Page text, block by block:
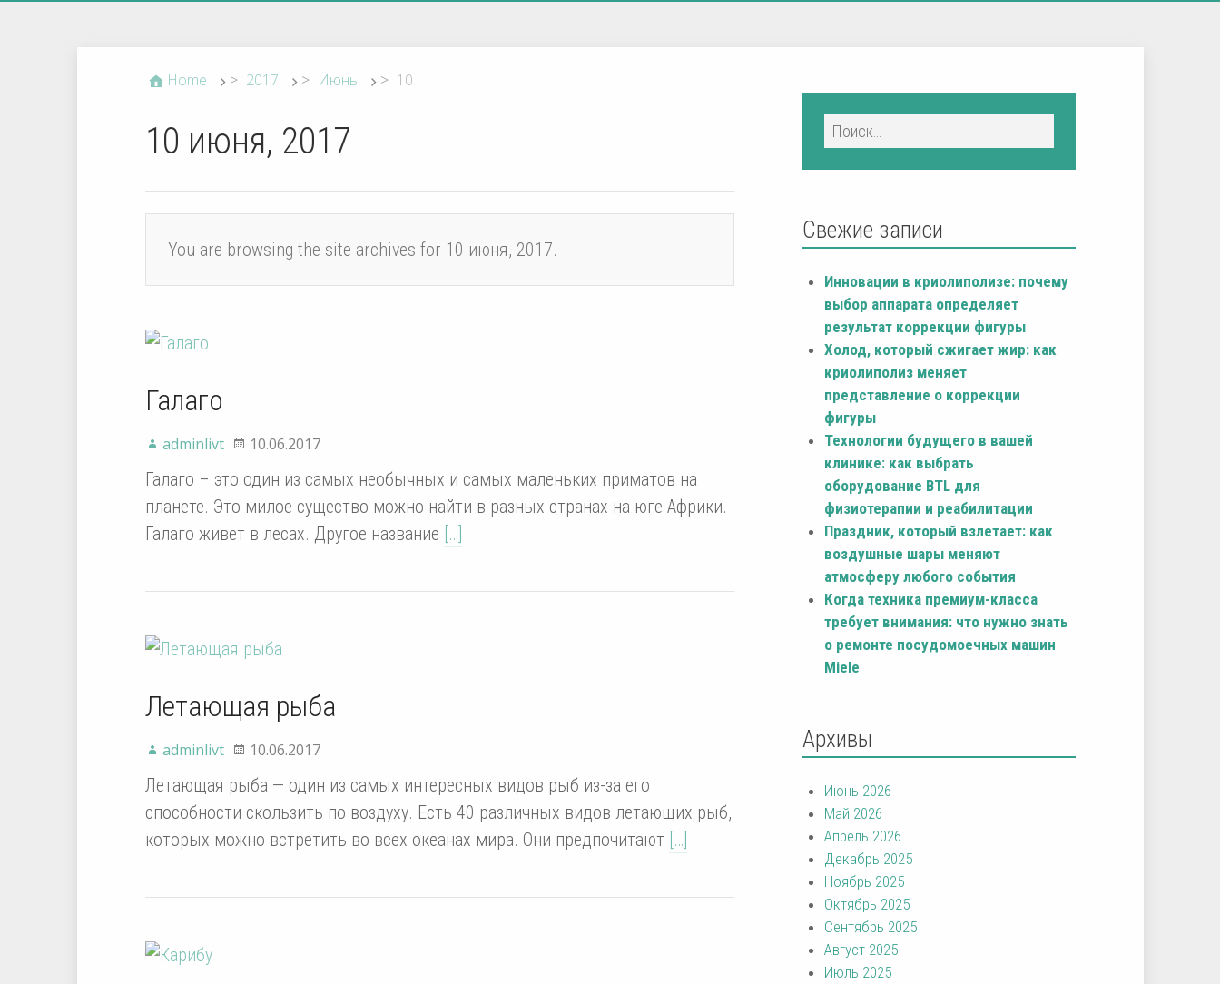
Home > 2017 > Июнь > 10
10 июня, 2017
You are browsing the site archives for 10 июня, 2017.
Галаго
adminlivt 10.06.2017
Галаго – это один из самых необычных и самых маленьких приматов на
планете. Это милое существо можно найти в разных странах на юге Африки.
Галаго живет в лесах. Другое название […]
Летающая рыба
adminlivt 10.06.2017
Летающая рыба — один из самых интересных видов рыб из-за его
способности скользить по воздуху. Есть 40 различных видов летающих рыб,
которых можно встретить во всех океанах мира. Они предпочитают […]
Свежие записи
Инновации в криолиполизе: почему
выбор аппарата определяет
результат коррекции фигуры
Холод, который сжигает жир: как
криолиполиз меняет
представление о коррекции
фигуры
Технологии будущего в вашей
клинике: как выбрать
оборудование BTL для
физиотерапии и реабилитации
Праздник, который взлетает: как
воздушные шары меняют
атмосферу любого события
Когда техника премиум-класса
требует внимания: что нужно знать
о ремонте посудомоечных машин
Miele
Архивы
Июнь 2026
Май 2026
Апрель 2026
Декабрь 2025
Ноябрь 2025
Октябрь 2025
Сентябрь 2025
Август 2025
Июль 2025